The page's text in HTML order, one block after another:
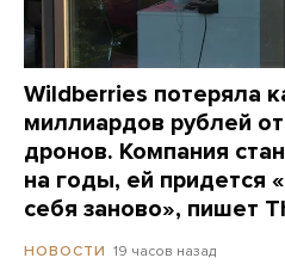
Wildberries потеряла
миллиардов рублей
дронов. Компания
на годы, ей придется
себя заново», пишет
НОВОСТИ 19 часов назад